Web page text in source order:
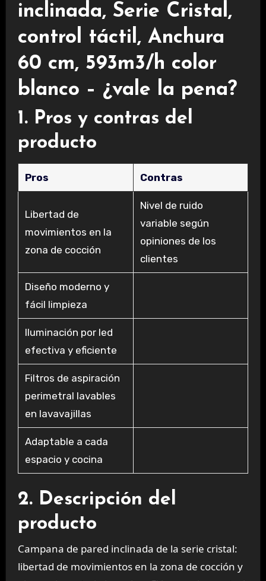
inclinada, Serie Cristal,
control táctil, Anchura
60 cm, 593m3/h color
blanco – ¿vale la pena?
1. Pros y contras del
producto
Pros Contras
Libertad de
movimientos en la
zona de cocción
Nivel de ruido
variable según
opiniones de los
clientes
Diseño moderno y
fácil limpieza
Iluminación por led
efectiva y eficiente
Filtros de aspiración
perimetral lavables
en lavavajillas
Adaptable a cada
espacio y cocina
2. Descripción del
producto
Campana de pared inclinada de la serie cristal:
libertad de movimientos en la zona de cocción y